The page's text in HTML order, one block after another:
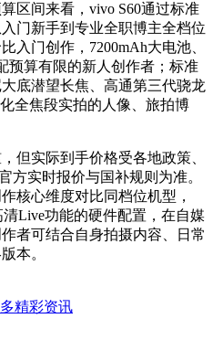
区间来看，vivo S60通过标准
门新手到专业全职博主全档位
入门创作，7200mAh大电池、
预算有限的新人创作者；标准
底潜望长焦、高通第三代骁龙
全焦段实拍的人像、旅拍博
但实际到手价格受各地政策、
方实时报价与国补规则为准。
核心维度对比同档位机型，
Live功能的硬件配置，在自媒
者可结合自身拍摄内容、日常
本。
精彩资讯